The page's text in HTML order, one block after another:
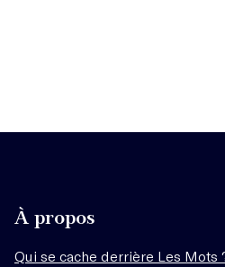
À propos
Qui se cache derrière Les Mots